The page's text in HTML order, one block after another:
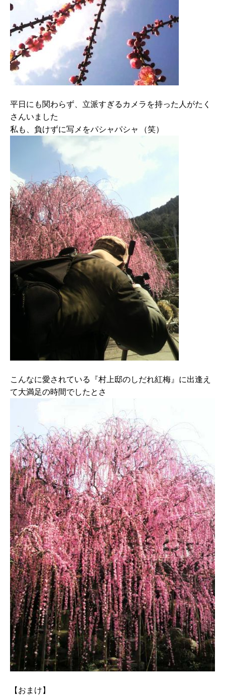
平日にも関わらず、立派すぎるカメラを持った人がたく
さんいました
私も、負けずに写メをパシャパシャ
（笑）
こんなに愛されている『村上邸のしだれ紅梅』に出逢え
て大満足の時間でしたとさ
【おまけ】